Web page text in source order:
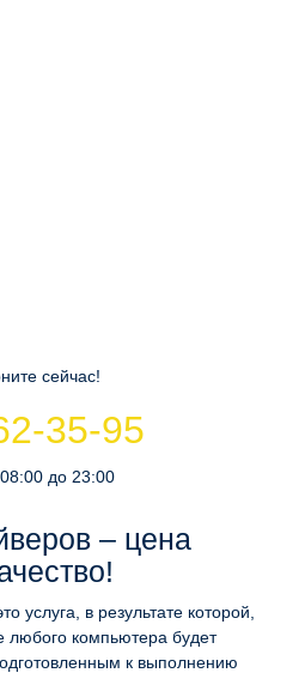
сейчас!
35-95
до 23:00
– цена
услуга, в результате которой,
любого компьютера будет
к выполнению